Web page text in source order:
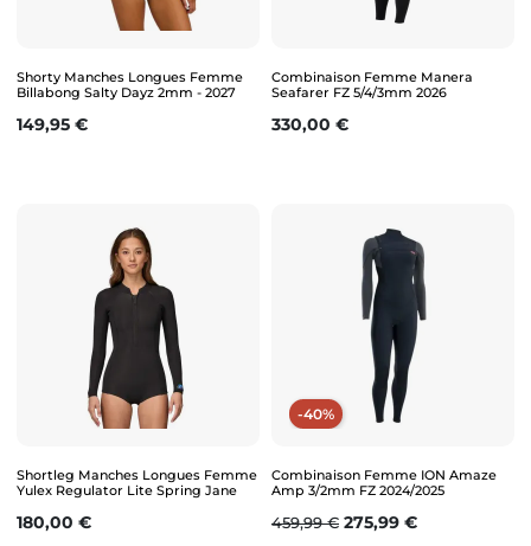
Shorty Manches Longues Femme
Billabong Salty Dayz 2mm - 2027
Prix
149,95 €
Combinaison Femme Manera
Seafarer FZ 5/4/3mm 2026
Prix
330,00 €
Shortleg Manches Longues Femme
Yulex Regulator Lite Spring Jane
Prix
180,00 €
-40%
Combinaison Femme ION Amaze
Amp 3/2mm FZ 2024/2025
Prix de base
459,99 € Prix
275,99 €